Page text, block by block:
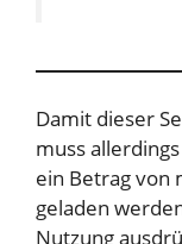
Damit dieser
muss
ein Betrag von
geladen
Nutzung